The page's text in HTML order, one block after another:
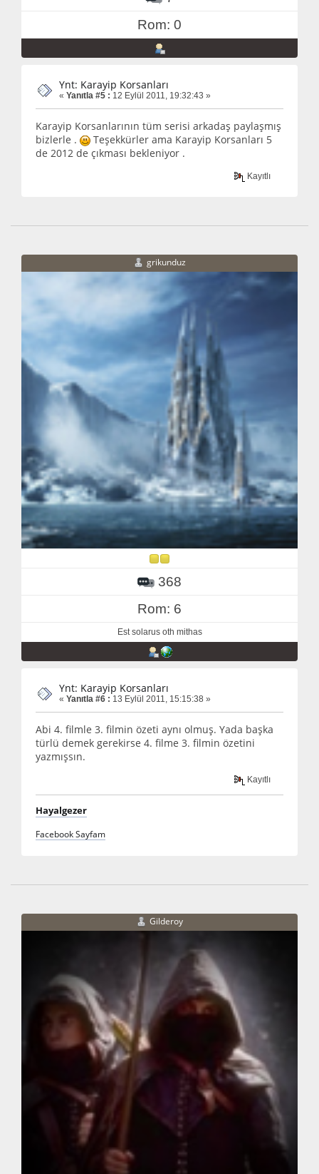
Rom: 0
Ynt: Karayip Korsanları
« Yanıtla #5 : 12 Eylül 2011, 19:32:43 »
Karayip Korsanlarının tüm serisi arkadaş paylaşmış
bizlerle .
Teşekkürler ama Karayip Korsanları 5
de 2012 de çıkması bekleniyor .
Kayıtlı
grikunduz
368
Rom: 6
Est solarus oth mithas
Ynt: Karayip Korsanları
« Yanıtla #6 : 13 Eylül 2011, 15:15:38 »
Abi 4. filmle 3. filmin özeti aynı olmuş. Yada başka
türlü demek gerekirse 4. filme 3. filmin özetini
yazmışsın.
Kayıtlı
Hayalgezer
Facebook Sayfam
Gilderoy